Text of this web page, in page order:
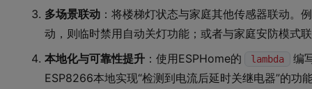
多场景联动 ：将楼梯灯状态与家庭其他传感器联动。
动，则临时禁用自动关灯功能；或者与家庭安防模式
本地化与可靠性提升 ：使用ESPHome的 lambda
编
ESP8266本地实现“检测到电流后延时关继电器”的